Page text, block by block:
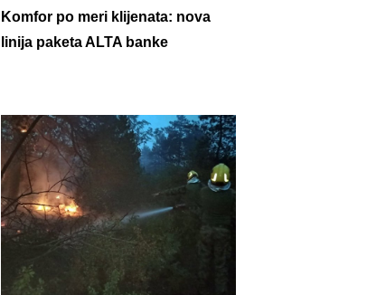
Komfor po meri klijenata: nova
linija paketa ALTA banke